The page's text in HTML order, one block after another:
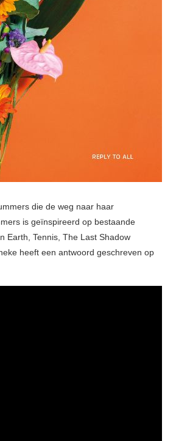
die de weg naar haar
is geïnspireerd op bestaande
Earth, Tennis, The Last Shadow
heeft een antwoord geschreven op